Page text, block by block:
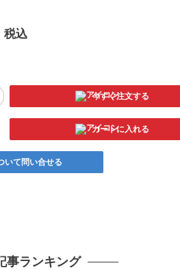
税込
今すぐ注文する
カートに入れる
いて問い合せる
事ランキング